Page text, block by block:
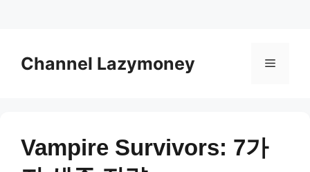
contentChannel Lazymoney Menu
Vampire Survivors: 7가